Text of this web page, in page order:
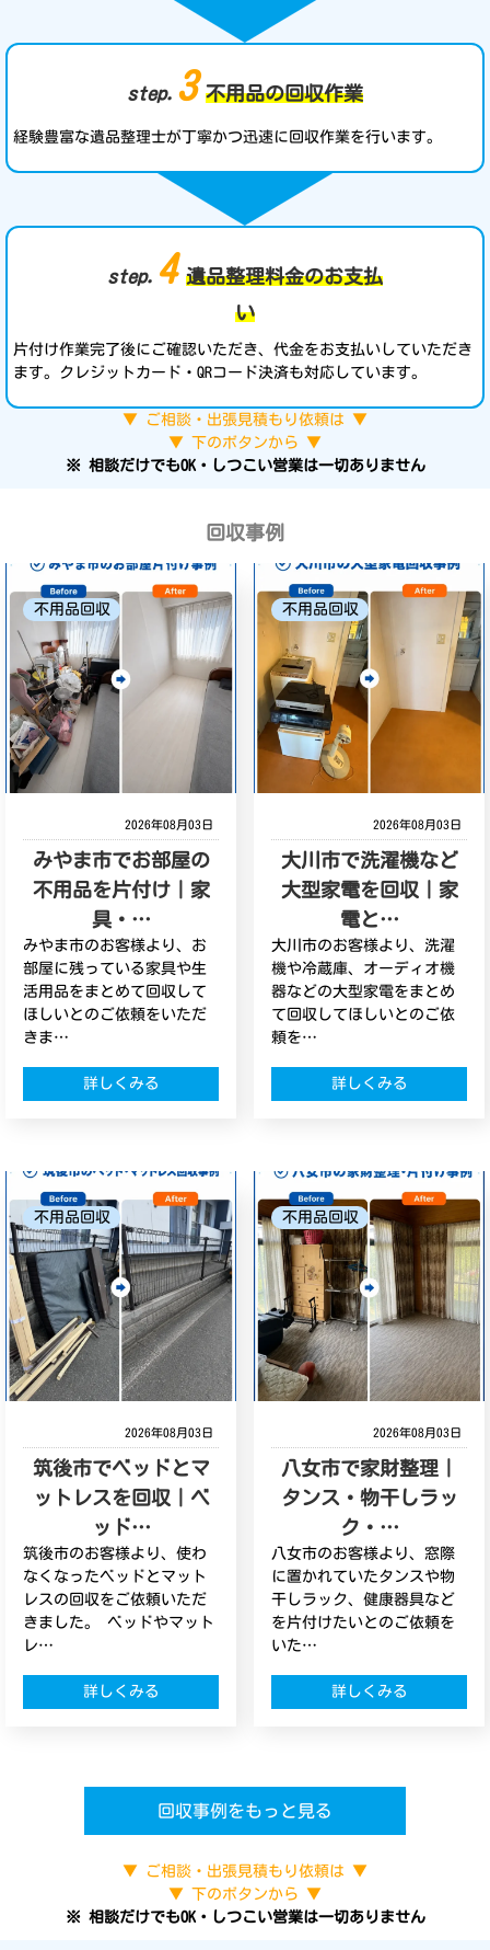
step. 3 不用品の回収作業
経験豊富な遺品整理士が丁寧かつ迅速に回収作業を行います。
step. 4 遺品整理料金のお支払
い
片付け作業完了後にご確認いただき、代金をお支払いしていただき
ます。クレジットカード・QRコード決済も対応しています。
▼ ご相談・出張見積もり依頼は ▼
▼ 下のボタンから ▼
※ 相談だけでもOK・しつこい営業は一切ありません
回収事例
2026年08月03日
みやま市でお部屋の
不用品を片付け｜家
具・…
詳しくみる
不用品回収
みやま市のお客様より、お
部屋に残っている家具や生
活用品をまとめて回収して
ほしいとのご依頼をいただ
きま…
2026年08月03日
大川市で洗濯機など
大型家電を回収｜家
電と…
詳しくみる
不用品回収
大川市のお客様より、洗濯
機や冷蔵庫、オーディオ機
器などの大型家電をまとめ
て回収してほしいとのご依
頼を…
2026年08月03日
筑後市でベッドとマ
ットレスを回収｜ベ
ッド…
詳しくみる
不用品回収
筑後市のお客様より、使わ
なくなったベッドとマット
レスの回収をご依頼いただ
きました。 ベッドやマット
レ…
2026年08月03日
八女市で家財整理｜
タンス・物干しラッ
ク・…
詳しくみる
不用品回収
八女市のお客様より、窓際
に置かれていたタンスや物
干しラック、健康器具など
を片付けたいとのご依頼を
いた…
回収事例をもっと見る
▼ ご相談・出張見積もり依頼は ▼
▼ 下のボタンから ▼
※ 相談だけでもOK・しつこい営業は一切ありません